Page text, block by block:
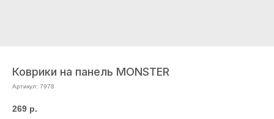
Коврики на панель MONSTER
Артикул: 7978
269 р.